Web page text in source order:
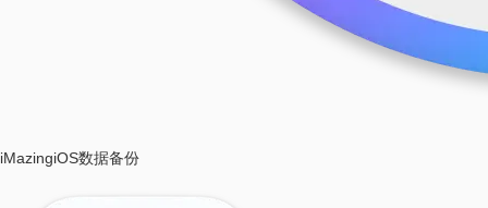
iMazingiOS数据备份